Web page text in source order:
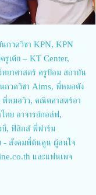
นกวดวิชา KPN, KPN
รูเต้ย – KT Center,
ยาศาสตร์ ครูป้อม สถาบัน
กวดวิชา Aims, พี่หมอตัง
พี่หมอวิว, คณิตศาสตร์อา
ทย อาจารย์กอล์ฟ,
บี, ฟิสิกส์ พี่ฟาร์ม
- สังคมพี่ต้นคูน ผู้สนใจ
และแฟนเพจ